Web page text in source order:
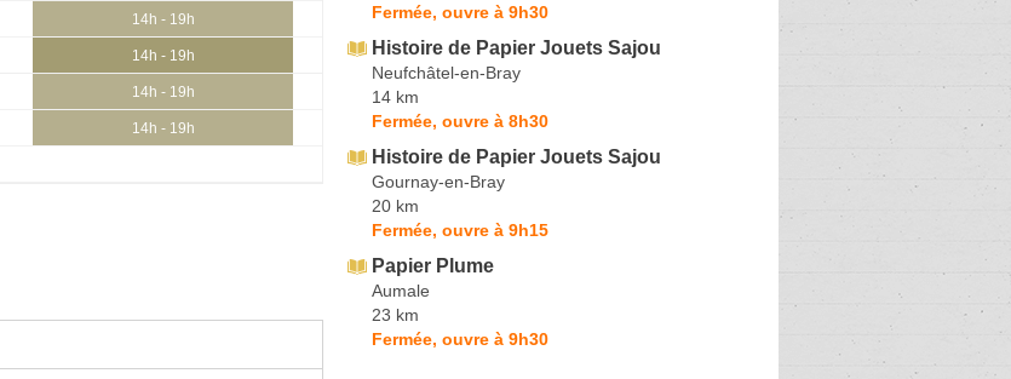
14h - 19h
14h - 19h
14h - 19h
14h - 19h
Fermée, ouvre à 9h30
Histoire de Papier Jouets Sajou
Neufchâtel-en-Bray
14 km
Fermée, ouvre à 8h30
Histoire de Papier Jouets Sajou
Gournay-en-Bray
20 km
Fermée, ouvre à 9h15
Papier Plume
Aumale
23 km
Fermée, ouvre à 9h30